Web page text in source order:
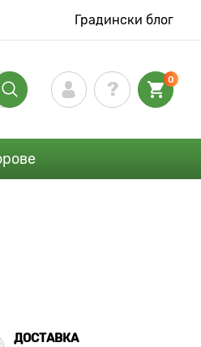
Градински блог
0
ДОСТАВКА